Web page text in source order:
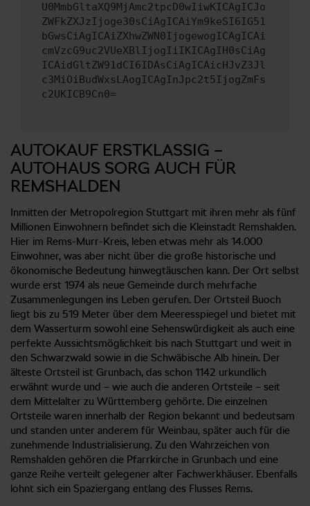
U0MmbGltaXQ9MjAmc2tpcD0wIiwKICAgICJo
ZWFkZXJzIjoge30sCiAgICAiYm9keSI6IG51
bGwsCiAgICAiZXhwZWN0IjogewogICAgICAi
cmVzcG9uc2VUeXBlIjogIiIKICAgIH0sCiAg
ICAidGltZW91dCI6IDAsCiAgICAicHJvZ3Jl
c3MiOiBudWxsLAogICAgInJpc2t5IjogZmFs
c2UKICB9Cn0=
AUTOKAUF ERSTKLASSIG –
AUTOHAUS SORG AUCH FÜR
REMSHALDEN
Inmitten der Metropolregion Stuttgart mit ihren mehr als fünf
Millionen Einwohnern befindet sich die Kleinstadt Remshalden.
Hier im Rems-Murr-Kreis, leben etwas mehr als 14.000
Einwohner, was aber nicht über die große historische und
ökonomische Bedeutung hinwegtäuschen kann. Der Ort selbst
wurde erst 1974 als neue Gemeinde durch mehrfache
Zusammenlegungen ins Leben gerufen. Der Ortsteil Buoch
liegt bis zu 519 Meter über dem Meeresspiegel und bietet mit
dem Wasserturm sowohl eine Sehenswürdigkeit als auch eine
perfekte Aussichtsmöglichkeit bis nach Stuttgart und weit in
den Schwarzwald sowie in die Schwäbische Alb hinein. Der
älteste Ortsteil ist Grunbach, das schon 1142 urkundlich
erwähnt wurde und – wie auch die anderen Ortsteile – seit
dem Mittelalter zu Württemberg gehörte. Die einzelnen
Ortsteile waren innerhalb der Region bekannt und bedeutsam
und standen unter anderem für Weinbau, später auch für die
zunehmende Industrialisierung. Zu den Wahrzeichen von
Remshalden gehören die Pfarrkirche in Grunbach und eine
ganze Reihe verteilt gelegener alter Fachwerkhäuser. Ebenfalls
lohnt sich ein Spaziergang entlang des Flusses Rems.